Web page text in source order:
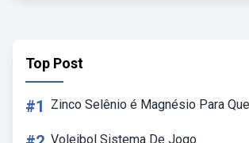
Top Post
#1 Zinco Selênio é Magnésio Para
Voleibol Sistema De Jogo